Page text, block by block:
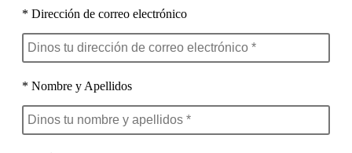
* Dirección de correo electrónico
* Nombre y Apellidos